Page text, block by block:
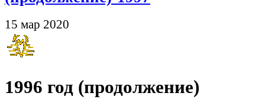
15 мар 2020
1996 год (продолжение)